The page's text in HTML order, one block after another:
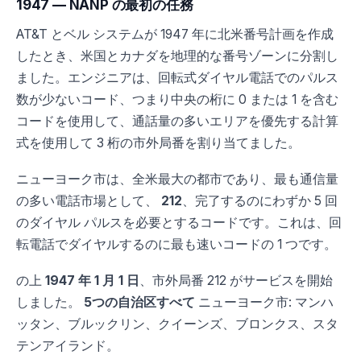
1947 — NANP の最初の任務
AT&T とベル システムが 1947 年に北米番号計画を作成
したとき、米国とカナダを地理的な番号ゾーンに分割し
ました。エンジニアは、回転式ダイヤル電話でのパルス
数が少ないコード、つまり中央の桁に 0 または 1 を含む
コードを使用して、通話量の多いエリアを優先する計算
式を使用して 3 桁の市外局番を割り当てました。
ニューヨーク市は、全米最大の都市であり、最も通信量
の多い電話市場として、 212、完了するのにわずか 5 回
のダイヤル パルスを必要とするコードです。これは、回
転電話でダイヤルするのに最も速いコードの 1 つです。
の上 1947 年 1 月 1 日 、市外局番 212 がサービスを開始
しました。
5つの自治区すべて ニューヨーク市: マンハ
ッタン、ブルックリン、クイーンズ、ブロンクス、スタ
テンアイランド。